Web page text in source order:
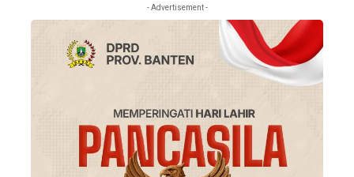
- Advertisement -